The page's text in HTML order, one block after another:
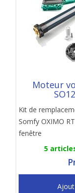
Moteur
Kit de
Somfy OXIMO
fenêtre
5